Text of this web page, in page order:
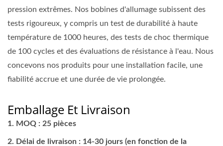
pression extrêmes. Nos bobines d'allumage subissent des
tests rigoureux, y compris un test de durabilité à haute
température de 1000 heures, des tests de choc thermique
de 100 cycles et des évaluations de résistance à l'eau. Nous
concevons nos produits pour une installation facile, une
fiabilité accrue et une durée de vie prolongée.
Emballage Et Livraison
MOQ : 25 pièces
Délai de livraison : 14-30 jours (en fonction de la